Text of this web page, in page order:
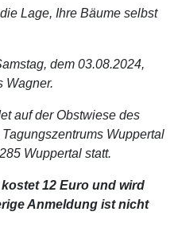
Lage, Ihre Bäume selbst
dem 03.08.2024,
Wagner.
auf der Obstwiese des
Wuppertal
Wuppertal statt.
12 Euro und wird
Anmeldung ist nicht